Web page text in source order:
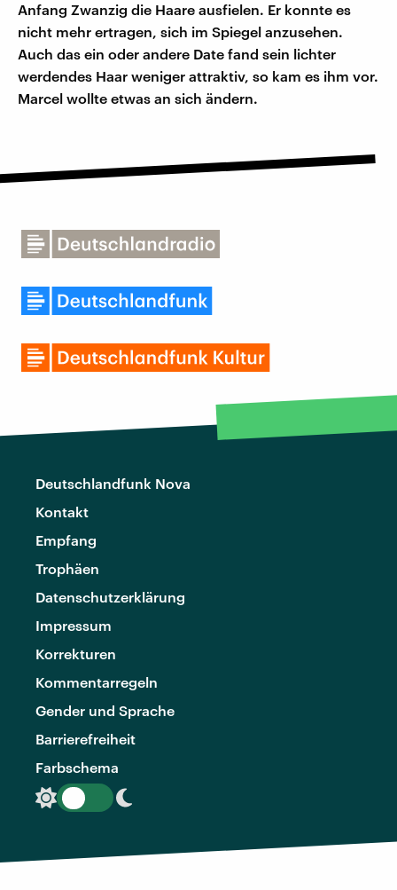
Anfang Zwanzig die Haare ausfielen. Er konnte es
nicht mehr ertragen, sich im Spiegel anzusehen.
Auch das ein oder andere Date fand sein lichter
werdendes Haar weniger attraktiv, so kam es ihm vor.
Marcel wollte etwas an sich ändern.
Deutschlandfunk Nova
Kontakt
Empfang
Trophäen
Datenschutzerklärung
Impressum
Korrekturen
Kommentarregeln
Gender und Sprache
Barrierefreiheit
Farbschema